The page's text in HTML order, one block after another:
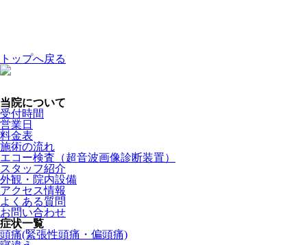
トップへ戻る
当院について
受付時間
営業日
料金表
施術の流れ
エコー検査（超音波画像診断装置）
スタッフ紹介
外観・院内設備
アクセス情報
よくある質問
お問い合わせ
症状一覧
頭痛(緊張性頭痛・偏頭痛)